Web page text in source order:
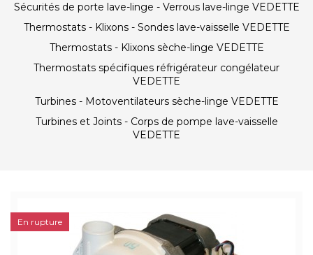
Sécurités de porte lave-linge - Verrous lave-linge VEDETTE
Thermostats - Klixons - Sondes lave-vaisselle VEDETTE
Thermostats - Klixons sèche-linge VEDETTE
Thermostats spécifiques réfrigérateur congélateur
VEDETTE
Turbines - Motoventilateurs sèche-linge VEDETTE
Turbines et Joints - Corps de pompe lave-vaisselle
VEDETTE
En rupture